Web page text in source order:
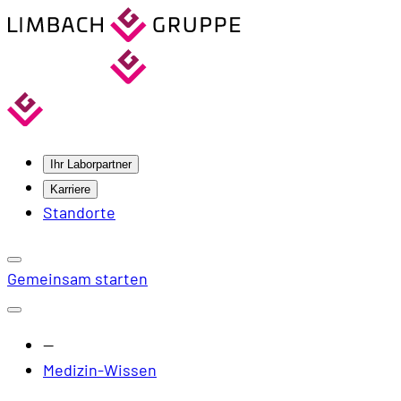
Ihr Laborpartner
Karriere
Standorte
Gemeinsam starten
—
Medizin-Wissen